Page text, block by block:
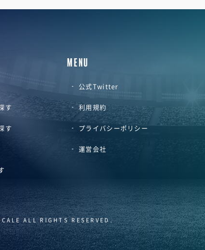
す
す
MENU
公式Twitter
利用規約
プライバシーポリシー
運営会社
ALL RIGHTS RESERVED.